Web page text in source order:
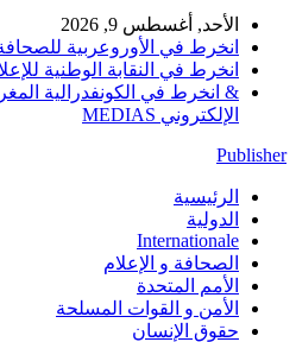
الأحد, أغسطس 9, 2026
انخرط في الأوروعربية
انخرط في النقابة الوطنية
& انخرط في الكونفدرالية
الإلكتروني MEDIAS
Publisher
الرئيسية
الدولية
Internationale
الصحافة و الإعلام
الأمم المتحدة
الأمن و القوات المسلحة
حقوق الإنسان